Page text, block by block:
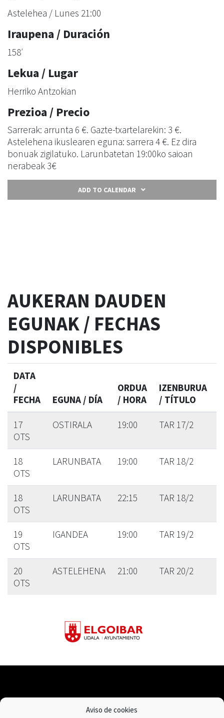
Aviso de cookies
Astelehea / Lunes 21:00
Iraupena / Duración
158′
Lekua / Lugar
Herriko Antzokian
Prezioa / Precio
Sarrerak: arrunta 6 €. Gazte-txartelarekin: 3 €.
Astelehena ikuslearen eguna: sarrera 4 €. Ez dira
bonuak zigilatuko. Larunbatetan 19:00ko saioan
nerabeak 3€
ADD TO CALENDAR
AUKERAN DAUDEN
EGUNAK / FECHAS
DISPONIBLES
DATA
/
FECHA
EGUNA / DÍA
ORDUA
/ HORA
IZENBURUA
/ TÍTULO
17
OTS
OSTIRALA 19:00 TAR 17/2
18
OTS
LARUNBATA 19:00 TAR 18/2
18
OTS
LARUNBATA 22:15 TAR 18/2
19
OTS
IGANDEA 19:00 TAR 19/2
20
OTS
ASTELEHENA 21:00 TAR 20/2
Pribatutasun politika